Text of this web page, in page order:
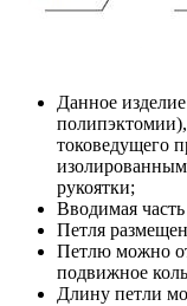
Данное
полипэктомии),
токоведущего
рукоятки;
Вводимая
Петля
Петлю можно
подвижное
Длину петли